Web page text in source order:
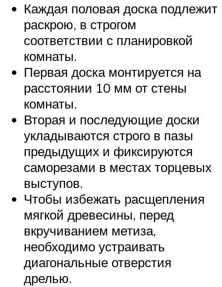
Каждая половая доска подлежит
раскрою, в строгом
соответствии с планировкой
комнаты.
Первая доска монтируется на
расстоянии 10 мм от стены
комнаты.
Вторая и последующие доски
укладываются строго в пазы
предыдущих и фиксируются
саморезами в местах торцевых
выступов.
Чтобы избежать расщепления
мягкой древесины, перед
вкручиванием метиза,
необходимо устраивать
диагональные отверстия
дрелью.